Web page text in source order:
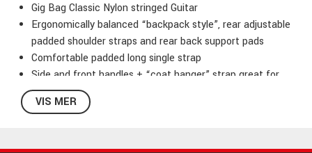
Gig Bag Classic Nylon stringed Guitar
Ergonomically balanced “backpack style”, rear adjustable
padded shoulder straps and rear back support pads
Comfortable padded long single strap
Side and front handles + “coat hanger” strap great for
airline closet
Constructed with 600-D Cordura weather resistant outer
VIS MER